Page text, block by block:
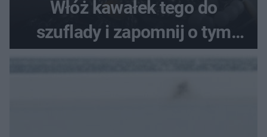
Włóż kawałek tego do
szuflady i zapomnij o tym
problemie. Sposób na